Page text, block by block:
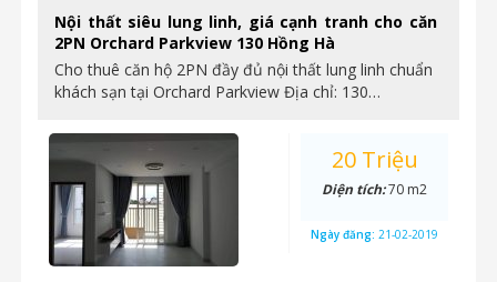
Nội thất siêu lung linh, giá cạnh tranh cho căn
2PN Orchard Parkview 130 Hồng Hà
Cho thuê căn hộ 2PN đầy đủ nội thất lung linh chuẩn
khách sạn tại Orchard Parkview Địa chỉ: 130…
20 Triệu
Diện tích:70 m2
Ngày đăng: 21-02-2019